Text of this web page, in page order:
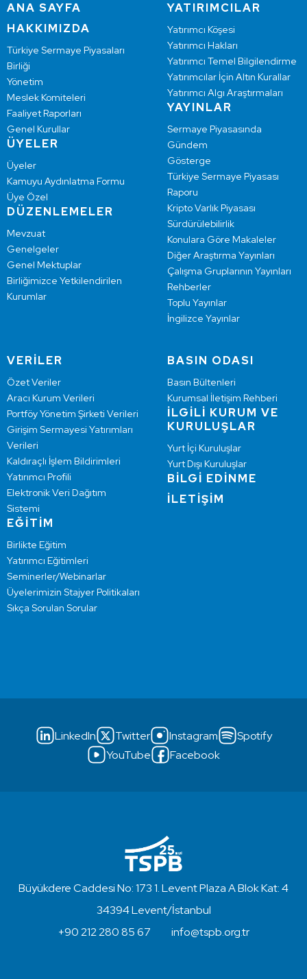
ANA SAYFA
HAKKIMIZDA
Türkiye Sermaye Piyasaları
Birliği
Yönetim
Meslek Komiteleri
Faaliyet Raporları
Genel Kurullar
ÜYELER
Üyeler
Kamuyu Aydınlatma Formu
Üye Özel
DÜZENLEMELER
Mevzuat
Genelgeler
Genel Mektuplar
Birliğimizce Yetkilendirilen
Kurumlar
YATIRIMCILAR
Yatırımcı Köşesi
Yatırımcı Hakları
Yatırımcı Temel Bilgilendirme
Yatırımcılar İçin Altın Kurallar
Yatırımcı Algı Araştırmaları
YAYINLAR
Sermaye Piyasasında
Gündem
Gösterge
Türkiye Sermaye Piyasası
Raporu
Kripto Varlık Piyasası
Sürdürülebilirlik
Konulara Göre Makaleler
Diğer Araştırma Yayınları
Çalışma Gruplarının Yayınları
Rehberler
Toplu Yayınlar
İngilizce Yayınlar
VERİLER
Özet Veriler
Aracı Kurum Verileri
Portföy Yönetim Şirketi Verileri
Girişim Sermayesi Yatırımları
Verileri
Kaldıraçlı İşlem Bildirimleri
Yatırımcı Profili
Elektronik Veri Dağıtım
Sistemi
EĞİTİM
Birlikte Eğitim
Yatırımcı Eğitimleri
Seminerler/Webinarlar
Üyelerimizin Stajyer Politikaları
Sıkça Sorulan Sorular
BASIN ODASI
Basın Bültenleri
Kurumsal İletişim Rehberi
İLGİLİ KURUM VE
KURULUŞLAR
Yurt İçi Kuruluşlar
Yurt Dışı Kuruluşlar
BİLGİ EDİNME
İLETİŞİM
LinkedIn Twitter Instagram
Spotify
YouTube
Facebook
Büyükdere Caddesi No: 173 1. Levent Plaza A Blok Kat: 4
34394 Levent/İstanbul
+90 212 280 85 67
info@tspb.org.tr